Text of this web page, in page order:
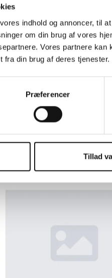
indhold og annoncer, til
om din brug af vores
Vores partnere
fra din brug af deres tjenester.
Præferencer
Tillad
altid, at